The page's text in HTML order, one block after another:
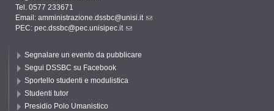
Tel. 0577 233671
Email: amministrazione.dssbc@unisi.it
PEC: pec.dssbc@pec.unisipec.it
Segnalare un evento da pubblicare
Segui DSSBC su Facebook
Sportello studenti e modulistica
Studenti tutor
Presidio Polo Umanistico